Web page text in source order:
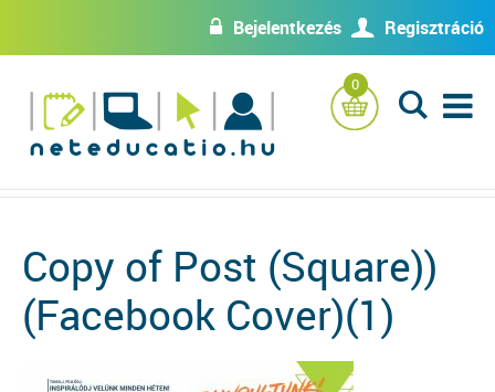
w Bejelentkezés U Regisztráció
0
L
Copy of Post (Square))
(Facebook Cover)(1)